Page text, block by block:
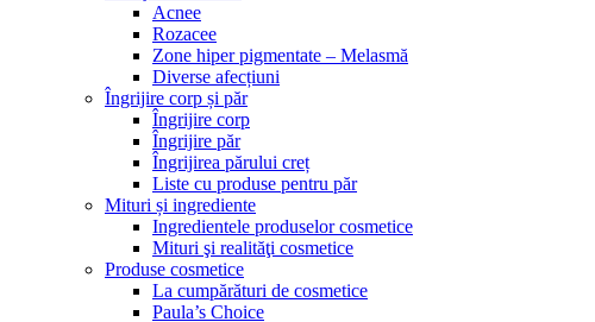
Acnee
Rozacee
Zone hiper pigmentate – Melasmă
Diverse afecțiuni
Îngrijire corp și păr
Îngrijire corp
Îngrijire păr
Îngrijirea părului creț
Liste cu produse pentru păr
Mituri și ingrediente
Ingredientele produselor cosmetice
Mituri şi realităţi cosmetice
Produse cosmetice
La cumpărături de cosmetice
Paula’s Choice